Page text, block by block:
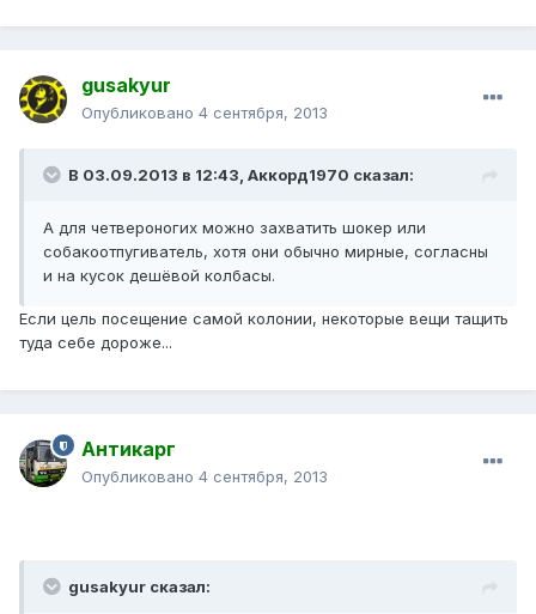
gusakyur
Опубликовано 4 сентября, 2013
В 03.09.2013 в 12:43, Аккорд1970 сказал:
А для четвероногих можно захватить шокер или
собакоотпугиватель, хотя они обычно мирные, согласны
и на кусок дешёвой колбасы.
Если цель посещение самой колонии, некоторые вещи тащить
туда себе дороже...
Антикарг
Опубликовано 4 сентября, 2013
gusakyur сказал: